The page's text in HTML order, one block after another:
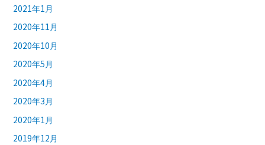
2021年1月
2020年11月
2020年10月
2020年5月
2020年4月
2020年3月
2020年1月
2019年12月